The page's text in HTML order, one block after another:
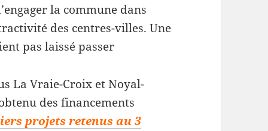
la commune dans
des centres-villes. Une
pas laissé passer
La Vraie-Croix et Noyal-
des financements
projets retenus au 3